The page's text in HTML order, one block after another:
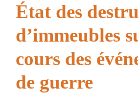
État des
d’immeubles
cours des
de guerre